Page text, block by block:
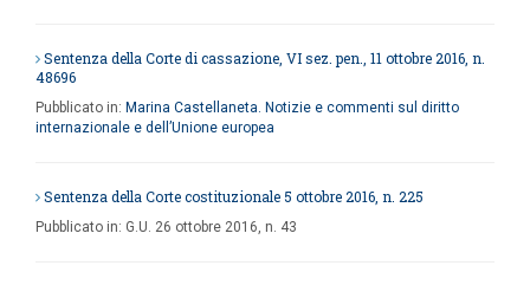
Sentenza della Corte di cassazione, VI sez. pen., 11 ottobre 2016, n.
48696
Pubblicato in: Marina Castellaneta. Notizie e commenti sul diritto
internazionale e dell’Unione europea
Sentenza della Corte costituzionale 5 ottobre 2016, n. 225
Pubblicato in: G.U. 26 ottobre 2016, n. 43